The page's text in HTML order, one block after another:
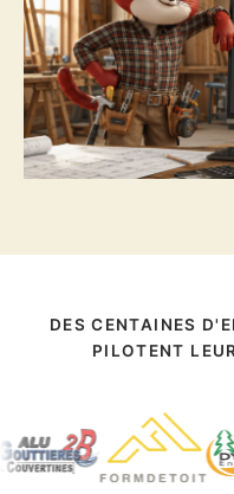
DES CENTAINES
PILOTENT